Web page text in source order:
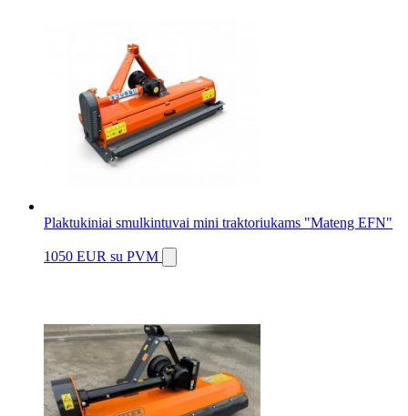
Plaktukiniai smulkintuvai mini traktoriukams "Mateng EFN"
1050 EUR su PVM